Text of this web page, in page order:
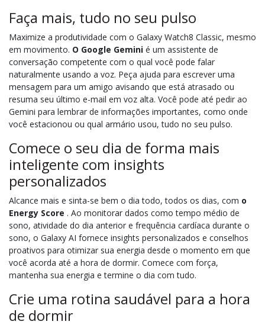
Faça mais, tudo no seu pulso
Maximize a produtividade com o Galaxy Watch8 Classic, mesmo
em movimento. O Google Gemini é um assistente de
conversação competente com o qual você pode falar
naturalmente usando a voz. Peça ajuda para escrever uma
mensagem para um amigo avisando que está atrasado ou
resuma seu último e-mail em voz alta. Você pode até pedir ao
Gemini para lembrar de informações importantes, como onde
você estacionou ou qual armário usou, tudo no seu pulso.
Comece o seu dia de forma mais
inteligente com insights
personalizados
Alcance mais e sinta-se bem o dia todo, todos os dias, com o
Energy Score . Ao monitorar dados como tempo médio de
sono, atividade do dia anterior e frequência cardíaca durante o
sono, o Galaxy AI fornece insights personalizados e conselhos
proativos para otimizar sua energia desde o momento em que
você acorda até a hora de dormir. Comece com força,
mantenha sua energia e termine o dia com tudo.
Crie uma rotina saudável para a hora
de dormir